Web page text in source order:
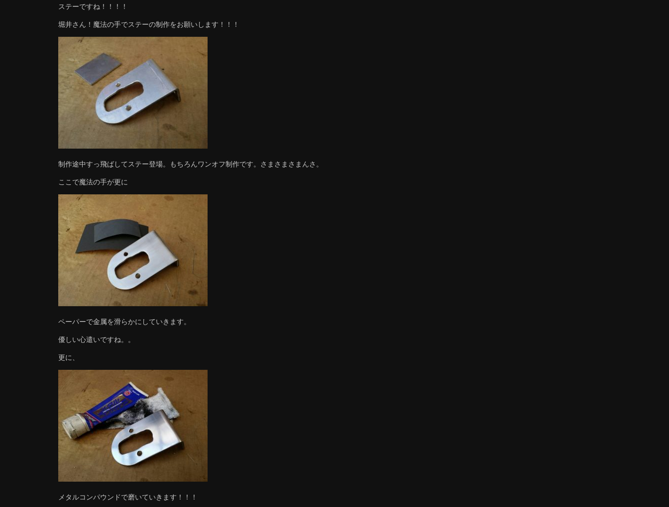
ステーですね！！！！
堀井さん！魔法の手でステーの制作をお願いします！！！
制作途中すっ飛ばしてステー登場。もちろんワンオフ制作です。さまさまさまんさ。
ここで魔法の手が更に
ペーパーで金属を滑らかにしていきます。
優しい心遣いですね。。
更に、
メタルコンパウンドで磨いていきます！！！